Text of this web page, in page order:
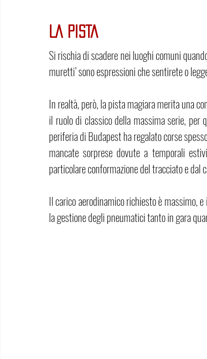
LA PISTA
Si rischia di scadere nei luoghi comuni
muretti’ sono espressioni che sentirete o
In realtà, però, la pista magiara merita una
il ruolo di classico della massima serie,
periferia di Budapest ha regalato corse
mancate sorprese dovute a temporali
particolare conformazione del tracciato e dal
Il carico aerodinamico richiesto è massimo,
la gestione degli pneumatici tanto in gara